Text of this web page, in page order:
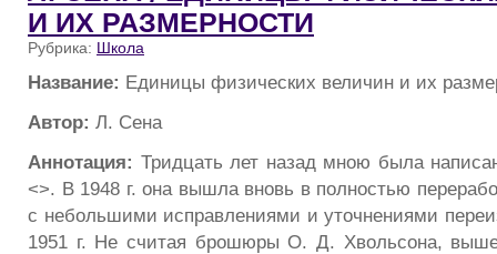
И ИХ РАЗМЕРНОСТИ
Рубрика: Школа
Название: Единицы физических величин и их
Автор: Л. Сена
Аннотация: Тридцать лет назад мною была
<>. В 1948 г. она вышла вновь в полностью
с небольшими исправлениями и уточнениями
1951 г. Не считая брошюры О. Д. Хвольсона,